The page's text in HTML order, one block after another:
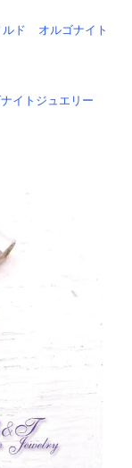
ルド オルゴナイト
イトジュエリー